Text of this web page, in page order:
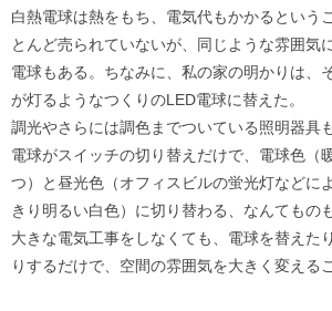
白熱電球は熱をもち、電気代もかかるという
とんど売られていないが、同じような雰囲気
電球もある。ちなみに、私の家の明かりは、
が灯るようなつくりのLED電球に替えた。
調光やさらには調色までついている照明器具
電球がスイッチの切り替えだけで、電球色（
つ）と昼光色（オフィスビルの蛍光灯などに
きり明るい白色）に切り替わる、なんてもの
大きな電気工事をしなくても、電球を替えた
りするだけで、空間の雰囲気を大きく変える